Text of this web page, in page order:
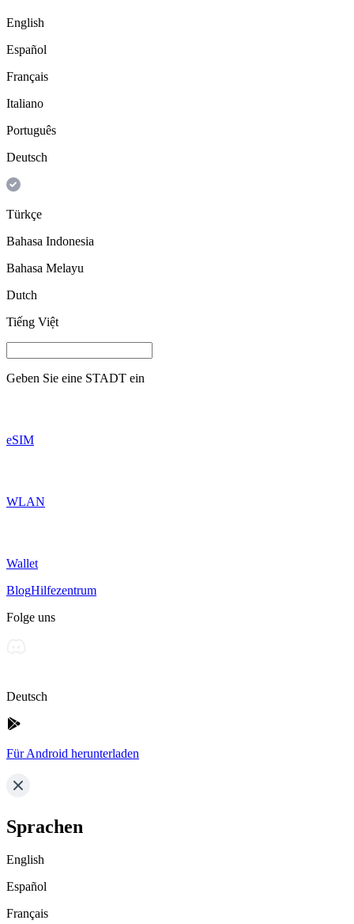
English
Español
Français
Italiano
Português
Deutsch
Türkçe
Bahasa Indonesia
Bahasa Melayu
Dutch
Tiếng Việt
Geben Sie eine STADT ein
eSIM
WLAN
Wallet
BlogHilfezentrum
Folge uns
Deutsch
Für Android herunterladen
Sprachen
English
Español
Français